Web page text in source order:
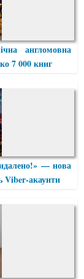
англомовна
7 000 книг
— нова
Viber-акаунти